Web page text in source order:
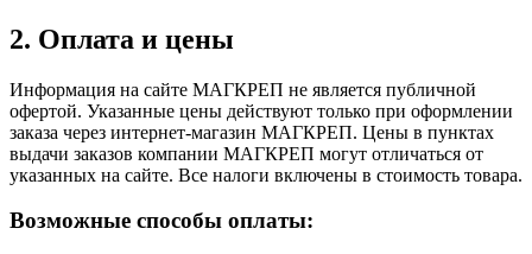
2. Оплата и цены
Информация на сайте МАГКРЕП не является публичной
офертой. Указанные цены действуют только при оформлении
заказа через интернет-магазин МАГКРЕП. Цены в пунктах
выдачи заказов компании МАГКРЕП могут отличаться от
указанных на сайте. Все налоги включены в стоимость товара.
Возможные способы оплаты: